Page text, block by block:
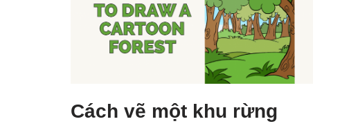
Cách vẽ một khu rừng